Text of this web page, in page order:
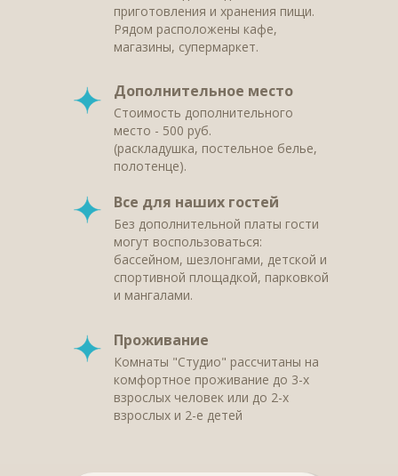
Проживание
Комнаты "Студио" рассчитаны на
комфортное проживание до 3-х
взрослых человек или до 2-х
взрослых и 2-е детей
Все для наших гостей
Без дополнительной платы гости
могут воспользоваться:
бассейном, шезлонгами, детской и
спортивной площадкой, парковкой
и мангалами.
Дополнительное место
Стоимость дополнительного
место - 500 руб.
(раскладушка, постельное белье,
полотенце).
приготовления и хранения пищи.
Рядом расположены кафе,
магазины, супермаркет.